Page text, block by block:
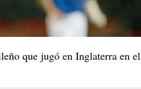
que jugó en Inglaterra en el